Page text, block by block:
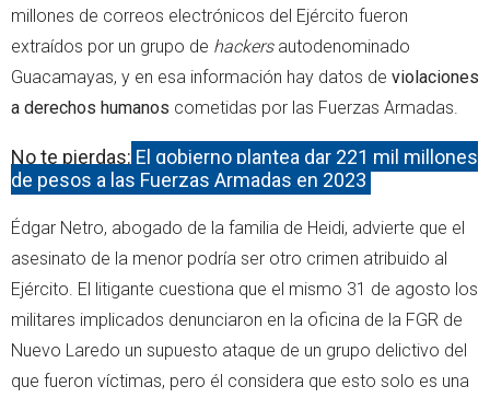
millones de correos electrónicos del Ejército fueron
extraídos por un grupo de hackersautodenominado
Guacamayas, y en esa información hay datos de violaciones
a derechos humanos cometidas por las Fuerzas Armadas.
No te pierdas: El gobierno plantea dar 221 mil millones
de pesos a las Fuerzas Armadas en 2023
Édgar Netro, abogado de la familia de Heidi, advierte que el
asesinato de la menor podría ser otro crimen atribuido al
Ejército. El litigante cuestiona que el mismo 31 de agosto los
militares implicados denunciaron en la oficina de la FGR de
Nuevo Laredo un supuesto ataque de un grupo delictivo del
que fueron víctimas, pero él considera que esto solo es una